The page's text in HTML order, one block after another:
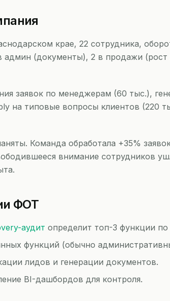
крае, 22 сотрудника,
админ (документы), 2 в продажи
заявок по менеджерам (60 тыс.),
на типовые вопросы клиентов (220
Команда обработала +35%
внимание сотрудников
ФОТ
аудит определит топ-3 функции по
функций (обычно
лидов и генерации документов.
BI-дашбордов для контроля.